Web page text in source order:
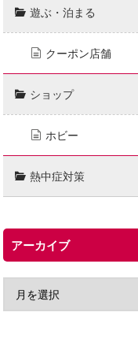
遊ぶ・泊まる
クーポン店舗
ショップ
ホビー
熱中症対策
アーカイブ